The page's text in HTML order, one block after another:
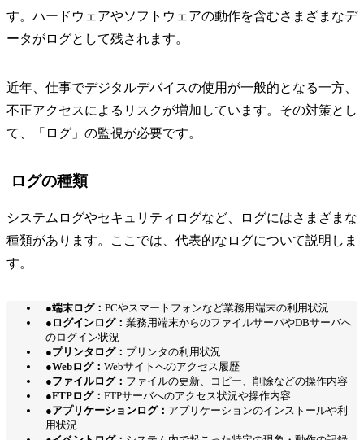
す。ハードウェアやソフトウェアの動作を含むさまざまなデ
ータがログとして残されます。
近年、仕事でデジタルデバイスの使用が一般的となる一方、
不正アクセスによるリスクが増加しています。その対策とし
て、「ログ」の監視が必要です。
ログの種類
システムログやセキュリティログなど、ログにはさまざまな
種類があります。ここでは、代表的なログについて説明しま
す。
●端末ログ： PCやスマートフォンなど業務用端末の利用状況
●ログインログ： 業務用端末からのファイルサーバやDBサーバへ
のログイン状況
●プリンタログ： プリンタの利用状況
●Webログ： Webサイトへのアクセス履歴
●ファイルログ： ファイルの更新、コピー、削除などの操作内容
●FTPログ： FTPサーバへのアクセス状況や操作内容
●アプリケーションログ： アプリケーションのインストールや利
用状況